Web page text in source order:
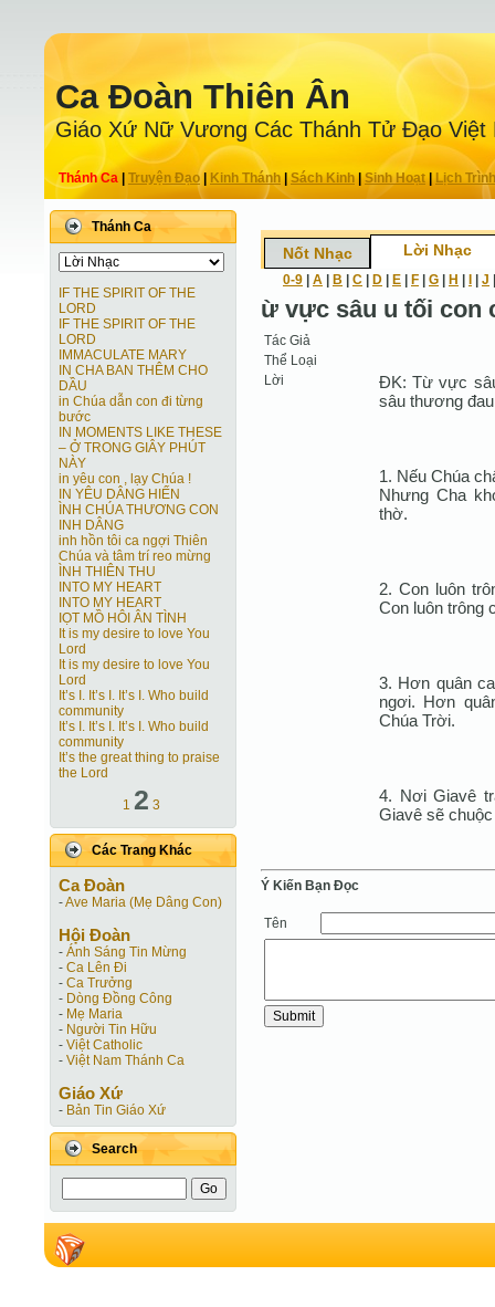
Ca Ðoàn Thiên Ân
Giáo Xứ Nữ Vương Các Thánh Tử Ðạo Việt
Thánh Ca Truyện Ðạo| Kinh Thánh Sách Kinh|Sinh Hoạt| Lịch Trình
Thánh Ca
IF THE SPIRIT OF THE
LORD
IF THE SPIRIT OF THE
LORD
IMMACULATE MARY
IN CHA BAN THÊM CHO
DẦU
in Chúa dẫn con đi từng
bước
IN MOMENTS LIKE THESE
– Ở TRONG GIÂY PHÚT
NÀY
in yêu con , lạy Chúa !
IN YÊU DÂNG HIẾN
ÌNH CHÚA THƯƠNG CON
INH DÂNG
inh hồn tôi ca ngợi Thiên
Chúa và tâm trí reo mừng
ÌNH THIÊN THU
INTO MY HEART
INTO MY HEART
IỌT MỒ HÔI ÂN TÌNH
It is my desire to love You
Lord
It is my desire to love You
Lord
It’s I. It’s I. It’s I. Who build
community
It’s I. It’s I. It’s I. Who build
community
It’s the great thing to praise
the Lord
1 2 3
Các Trang Khác
Ca Ðoàn
-Ave Maria (Mẹ Dâng Con)
Hội Ðoàn
- Ánh Sáng Tin Mừng
- Ca Lên Đi
- Ca Trưởng
- Dòng Đồng Công
- Mẹ Maria
- Người Tin Hữu
- Việt Catholic
- Việt Nam Thánh Ca
Giáo Xứ
- Bản Tin Giáo Xứ
Search
Nốt Nhạc Lời Nhạc
0-9 A B C D E F G H J
ừ vực sâu u tối con
Tác Giả
Thể Loại
Lời
ÐK: Từ vực
sâu thương
1. Nếu Chúa
Nhưng Cha
thờ.
2. Con luôn
Con luôn trông
3. Hơn quân
ngơi. Hơn
Chúa Trời.
4. Nơi Giavê
Giavê sẽ
Ý Kiến Bạn Ðọc
Tên